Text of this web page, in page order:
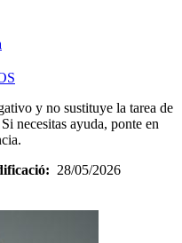
y no sustituye la tarea de
necesitas ayuda, ponte en
28/05/2026